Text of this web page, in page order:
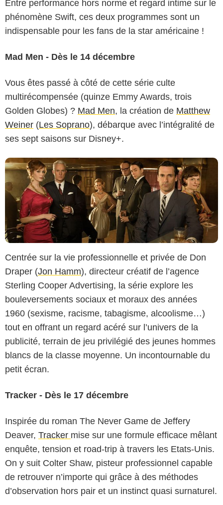
Entre performance hors norme et regard intime sur le
phénomène Swift, ces deux programmes sont un
indispensable pour les fans de la star américaine !
Mad Men - Dès le 14 décembre
Vous êtes passé à côté de cette série culte
multirécompensée (quinze Emmy Awards, trois
Golden Globes) ? Mad Men, la création de Matthew
Weiner (Les Soprano), débarque avec l’intégralité de
ses sept saisons sur Disney+.
Centrée sur la vie professionnelle et privée de Don
Draper (Jon Hamm), directeur créatif de l’agence
Sterling Cooper Advertising, la série explore les
bouleversements sociaux et moraux des années
1960 (sexisme, racisme, tabagisme, alcoolisme…)
tout en offrant un regard acéré sur l’univers de la
publicité, terrain de jeu privilégié des jeunes hommes
blancs de la classe moyenne. Un incontournable du
petit écran.
Tracker - Dès le 17 décembre
Inspirée du roman The Never Game de Jeffery
Deaver, Tracker mise sur une formule efficace mêlant
enquête, tension et road-trip à travers les Etats-Unis.
On y suit Colter Shaw, pisteur professionnel capable
de retrouver n’importe qui grâce à des méthodes
d’observation hors pair et un instinct quasi surnaturel.